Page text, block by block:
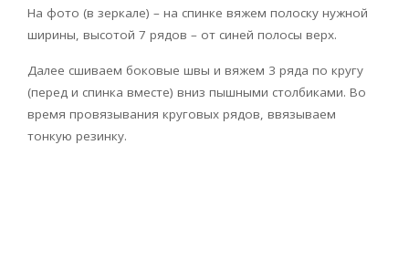
На фото (в зеркале) – на спинке вяжем полоску нужной
ширины, высотой 7 рядов – от синей полосы верх.
Далее сшиваем боковые швы и вяжем 3 ряда по кругу
(перед и спинка вместе) вниз пышными столбиками. Во
время провязывания круговых рядов, ввязываем
тонкую резинку.